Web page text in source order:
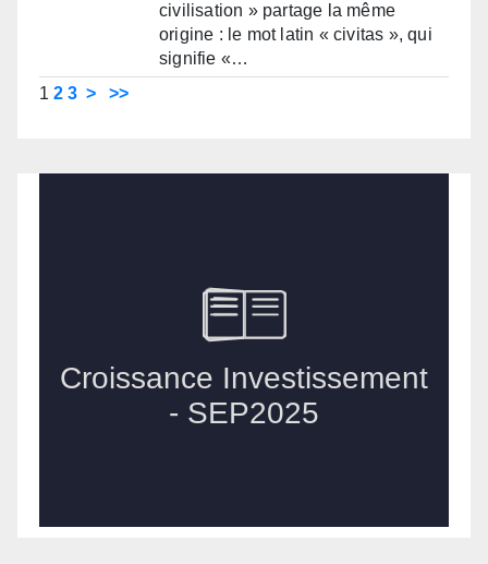
civilisation » partage la même
origine : le mot latin « civitas », qui
signifie «…
1 2 3 > >>